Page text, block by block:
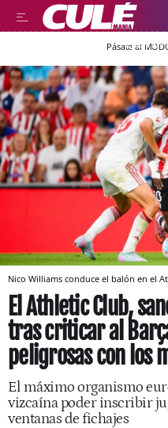
LEER EN
Pásate al
Nico Williams conduce el balón en el
El Athletic Club,
tras criticar al
peligrosas con los
El máximo organismo
vizcaína poder inscribir
ventanas de fichajes